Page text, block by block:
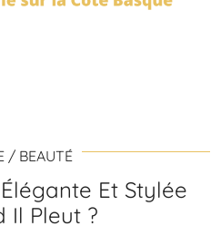
/ BEAUTÉ
Et Stylée
Il Pleut ?